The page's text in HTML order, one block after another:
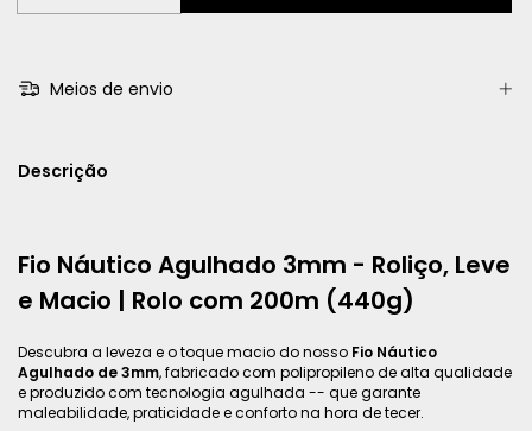
Meios de envio
Descrição
Fio Náutico Agulhado 3mm - Roliço, Leve
e Macio | Rolo com 200m (440g)
Descubra a leveza e o toque macio do nosso Fio Náutico
Agulhado de 3mm, fabricado com polipropileno de alta qualidade
e produzido com tecnologia agulhada -- que garante
maleabilidade, praticidade e conforto na hora de tecer.